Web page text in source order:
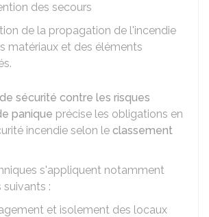
des secours
de la propagation de l'incendie
matériaux et des éléments
sécurité contre les risques
panique précise les obligations en
incendie selon le classement
s'appliquent notamment
:
et isolement des locaux